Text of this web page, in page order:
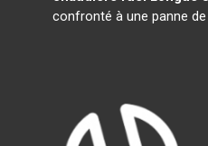
confronté à une panne